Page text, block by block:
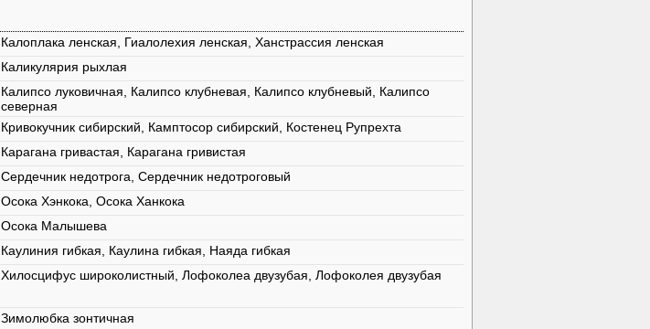
Калоплака ленская, Гиалолехия ленская, Ханстрассия ленская
Каликулярия рыхлая
Калипсо луковичная, Калипсо клубневая, Калипсо клубневый, Калипсо
северная
Кривокучник сибирский, Камптосор сибирский, Костенец Рупрехта
Карагана гривастая, Карагана гривистая
Сердечник недотрога, Сердечник недотроговый
Осока Хэнкока, Осока Ханкока
Осока Малышева
Каулиния гибкая, Каулина гибкая, Наяда гибкая
Хилосцифус широколистный, Лофоколеа двузубая, Лофоколея двузубая
Зимолюбка зонтичная